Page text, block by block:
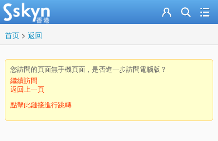
首页 > 返回
您訪問的頁面無手機頁面，是否進一步訪問電腦版？
繼續訪問
返回上一頁
點擊此鏈接進行跳轉